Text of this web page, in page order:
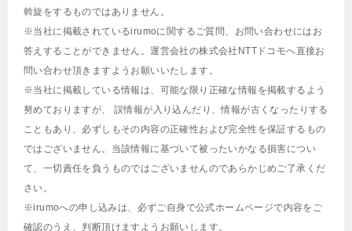
斡旋をするものではありません。
※当社に掲載されているirumoに関するご質問、お問い合わせにはお
答えすることができません。運営会社の株式会社NTTドコモへ直接お
問い合わせ頂きますようお願いいたします。
※当社に掲載している情報は、可能な限り正確な情報を掲載するよう
努めておりますが、 誤情報が入り込んだり、情報が古くなったりする
こともあり、必ずしもその内容の正確性および完全性を保証するもの
ではございません。当該情報に基づいて被ったいかなる損害につい
て、一切責任を負うものではございませんのであらかじめご了承くだ
さい。
※irumoへの申し込みは、必ずご自身で公式ホームページで内容をご
確認のうえ、判断頂けますようお願いします。